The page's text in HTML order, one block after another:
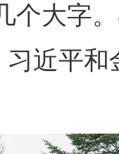
个大字
近平